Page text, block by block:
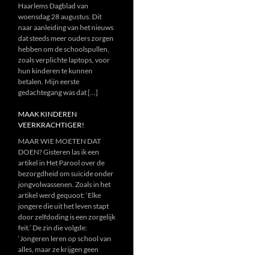
Haarlems Dagblad van
woensdag 28 augustus. Dit
naar aanleiding van het nieuws
dat steeds meer ouders zorgen
hebben om de schoolspullen,
zoals verplichte laptops, voor
hun kinderen te kunnen
betalen. Mijn eerste
gedachtegang was dat […]
MAAK KINDEREN
VEERKRACHTIGER!
MAAR WIE MOETEN DAT
DOEN? Gisteren las ik een
artikel in Het Parool over de
bezorgdheid om suïcide onder
jongvolwassenen. Zoals in het
artikel werd gequoot: ‘Elke
jongere die uit het leven stapt
door zelfdoding is een zorgelijk
feit.’ De zin die volgde:
‘Jongeren leren op school van
alles, maar ze krijgen geen